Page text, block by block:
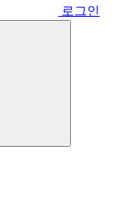
로그인